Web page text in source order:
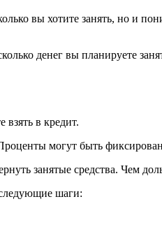
вы хотите занять, но и
денег вы планируете
взять в кредит.
Проценты могут быть
занятые средства. Чем
шаги: